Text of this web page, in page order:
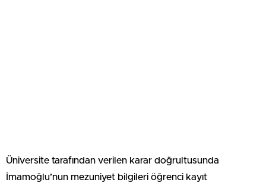
Üniversite tarafından verilen karar doğrultusunda
İmamoğlu’nun mezuniyet bilgileri öğrenci kayıt